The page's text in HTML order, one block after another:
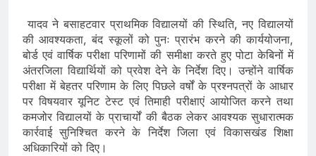
यादव ने बसाहटवार प्राथमिक विद्यालयों की स्थिति, नए विद्यालयों
की आवश्यकता, बंद स्कूलों को पुनः प्रारंभ करने की कार्ययोजना,
बोर्ड एवं वार्षिक परीक्षा परिणामों की समीक्षा करते हुए पोटा केबिनों में
अंतरजिला विद्यार्थियों को प्रवेश देने के निर्देश दिए। उन्होंने वार्षिक
परीक्षा में बेहतर परिणाम के लिए पिछले वर्षों के प्रश्नपत्रों के आधार
पर विषयवार यूनिट टेस्ट एवं तिमाही परीक्षाएं आयोजित करने तथा
कमजोर विद्यालयों के प्राचार्यों की बैठक लेकर आवश्यक सुधारात्मक
कार्रवाई सुनिश्चित करने के निर्देश जिला एवं विकासखंड शिक्षा
अधिकारियों को दिए।